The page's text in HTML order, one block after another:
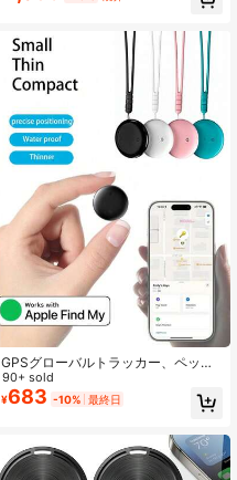
Myアプリ対応、ウォレット、スーツ
ケース、携帯電話、パスポートなど
の追跡に適しています
GPSグローバルトラッカー、ペット
迷子防止アラーム、車位置特定、リ
モート高精度追跡、ワンタッチ通
話、長持ちバッテリー、IP67防
ーム対応、高齢者、ペット、車、
鍵、バッグなどの紛失防止追跡・位
置特定に適しています。iOSのみ対応
90+ sold
¥683 -10% 最終日